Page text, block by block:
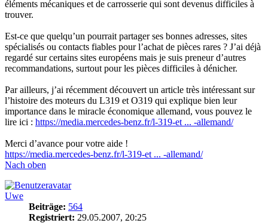
éléments mécaniques et de carrosserie qui sont devenus difficiles à
trouver.
Est-ce que quelqu’un pourrait partager ses bonnes adresses, sites
spécialisés ou contacts fiables pour l’achat de pièces rares ? J’ai déjà
regardé sur certains sites européens mais je suis preneur d’autres
recommandations, surtout pour les pièces difficiles à dénicher.
Par ailleurs, j’ai récemment découvert un article très intéressant sur
l’histoire des moteurs du L319 et O319 qui explique bien leur
importance dans le miracle économique allemand, vous pouvez le
lire ici : https://media.mercedes-benz.fr/l-319-et ... -allemand/
Merci d’avance pour votre aide !
https://media.mercedes-benz.fr/l-319-et ... -allemand/
Nach oben
Uwe
Beiträge: 564
Registriert: 29.05.2007, 20:25